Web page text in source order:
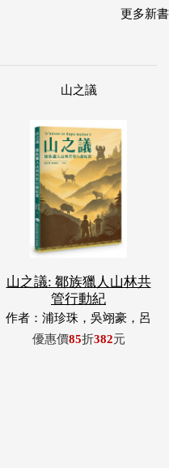
更多新書
山之議
山之議: 鄒族獵人山林共
管行動紀
作者：浦珍珠，吳翊豪，呂
翊齊，張惠東，許玉青，王
優惠價85折382元